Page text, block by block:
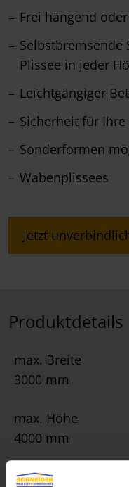
Frei hängend
Selbstbremsende
Plissee in jeder
Leichtgängiger
Sicherheit für
Sonderformen
Wabenplissees
Jetzt
Produktdetails
max. Breite
3000 mm
max. Höhe
4000 mm
max. Fläche